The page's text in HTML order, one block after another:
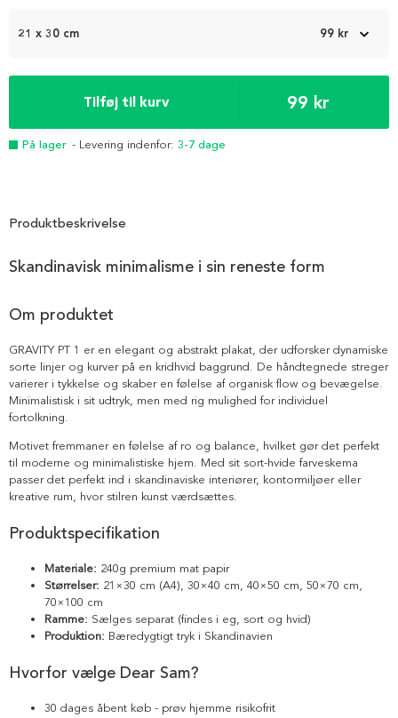
21 x 30 cm 99 kr
Tilføj til kurv 99 kr
På lager - Levering indenfor: 3-7 dage
Produktbeskrivelse
Skandinavisk minimalisme i sin reneste form
Om produktet
GRAVITY PT 1 er en elegant og abstrakt plakat, der udforsker dynamiske
sorte linjer og kurver på en kridhvid baggrund. De håndtegnede streger
varierer i tykkelse og skaber en følelse af organisk flow og bevægelse.
Minimalistisk i sit udtryk, men med rig mulighed for individuel
fortolkning.
Motivet fremmaner en følelse af ro og balance, hvilket gør det perfekt
til moderne og minimalistiske hjem. Med sit sort-hvide farveskema
passer det perfekt ind i skandinaviske interiører, kontormiljøer eller
kreative rum, hvor stilren kunst værdsættes.
Produktspecifikation
Materiale: 240g premium mat papir
Størrelser: 21×30 cm (A4), 30×40 cm, 40×50 cm, 50×70 cm,
70×100 cm
Ramme: Sælges separat (findes i eg, sort og hvid)
Produktion: Bæredygtigt tryk i Skandinavien
Hvorfor vælge Dear Sam?
30 dages åbent køb - prøv hjemme risikofrit